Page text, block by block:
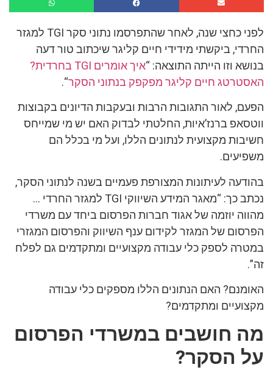
לפני כחצי שנה, לאחר שהתפרסמו נתוני סקר TGI למגזר
החרדי, ביקשתי מידידי חיים קליגר שיכתוב טור דעה
בנושא וזו הייתה התוצאה: “
איך אומרים TGI בחרדית?
האסטרטג חיים קליגר מפקפק בנתוני הסקר“.
הפעם, לאור התגובות הרבות ובעקבות הדיונים בקבוצות
ווטסאפ ברנז’איות, החלטתי לבדוק האם יש מי שמייחס
חשיבות מקצועית לנתונים הללו, ועל מי בכלל הם
משפיעים.
בהודעה לעיתונות המצורפת פעמיים בשנה לנתוני הסקר,
נכתב כך: “מאגר המידע השיווקי TGI למגזר החרדי …
מהווה יוזמה של אגוד חברות הפרסום ביחד עם משרדי
הפרסום של המגזר לקידום ענף השיווק והפרסום המגזרי
במטרה לספק כלי עבודה מקצועיים ומתקדמים גם לפלח
זה”.
האומנם? האם הנתונים הללו מספקים כלי עבודה
מקצועיים ומתקדמים?
מה חושבים במשרדי הפרסום
על הסקר?